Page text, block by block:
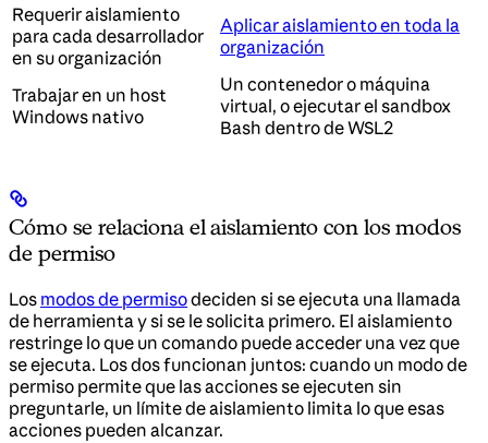
Requerir aislamiento
para cada desarrollador
en su organización
Aplicar aislamiento en toda la
organización
Trabajar en un host
Windows nativo
Un contenedor o máquina
virtual, o ejecutar el sandbox
Bash dentro de WSL2
Cómo se relaciona el aislamiento con los modos
de permiso
Los modos de permisodeciden si se ejecuta una llamada
de herramienta y si se le solicita primero. El aislamiento
restringe lo que un comando puede acceder una vez que
se ejecuta. Los dos funcionan juntos: cuando un modo de
permiso permite que las acciones se ejecuten sin
preguntarle, un límite de aislamiento limita lo que esas
acciones pueden alcanzar.